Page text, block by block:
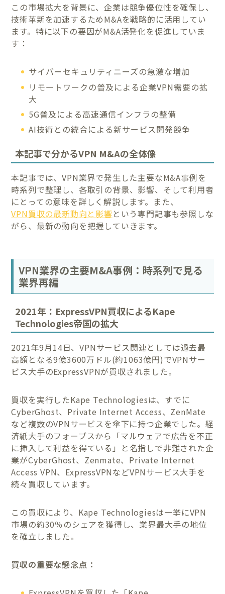
この市場拡大を背景に、企業は競争優位性を確保し、
技術革新を加速するためM&Aを戦略的に活用してい
ます。特に以下の要因がM&A活発化を促進していま
す：
サイバーセキュリティニーズの急激な増加
リモートワークの普及による企業VPN需要の拡
大
5G普及による高速通信インフラの整備
AI技術との統合による新サービス開発競争
本記事で分かるVPN M&Aの全体像
本記事では、VPN業界で発生した主要なM&A事例を
時系列で整理し、各取引の背景、影響、そして利用者
にとっての意味を詳しく解説します。また、
VPN買収の最新動向と影響という専門記事も参照しな
がら、最新の動向を把握していきます。
VPN業界の主要M&A事例：時系列で見る
業界再編
2021年：ExpressVPN買収によるKape
Technologies帝国の拡大
2021年9月14日、VPNサービス関連としては過去最
高額となる9億3600万ドル(約1063億円)でVPNサー
ビス大手のExpressVPNが買収されました。
買収を実行したKape Technologiesは、すでに
CyberGhost、Private Internet Access、ZenMate
など複数のVPNサービスを傘下に持つ企業でした。経
済紙大手のフォーブスから「マルウェアで広告を不正
に挿入して利益を得ている」と名指しで非難された企
業がCyber​​Ghost、Zenmate、Private Internet
Access VPN、ExpressVPNなどVPNサービス大手を
続々買収しています。
この買収により、Kape Technologiesは一挙にVPN
市場の約30％のシェアを獲得し、業界最大手の地位
を確立しました。
買収の重要な懸念点：